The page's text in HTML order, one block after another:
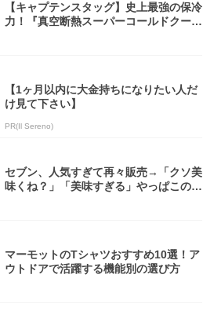
【キャプテンスタッグ】史上最強の保冷
力！『真空断熱スーパーコールドクーラ
【1ヶ月以内に大金持ちになりたい人だ
け見て下さい】
PR(Il Sereno)
セブン、人気すぎて再々販売→「クソ美
味くね？」「美味すぎる」やっぱこのク
マーモットのTシャツおすすめ10選！ア
ウトドアで活躍する機能別の選び方